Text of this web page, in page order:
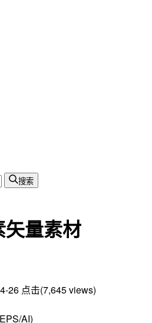
搜索
量素材
26 点击(7,645 views)